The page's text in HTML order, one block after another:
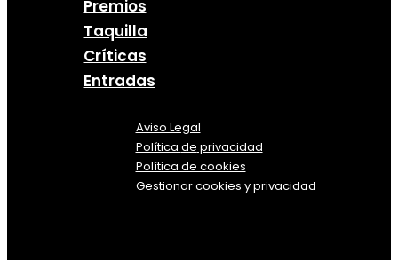
Premios
Taquilla
Críticas
Entradas
Aviso Legal
Política de privacidad
Política de cookies
Gestionar cookies y privacidad